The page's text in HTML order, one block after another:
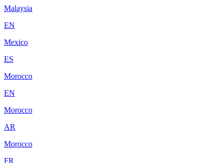
Malaysia
EN
Mexico
ES
Morocco
EN
Morocco
AR
Morocco
FR